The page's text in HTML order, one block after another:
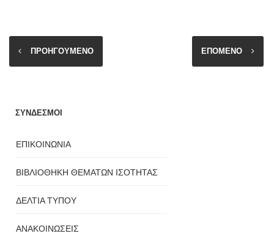
ΠΡΟΗΓΟΥΜΕΝΟ ΕΠΟΜΕΝΟ
ΣΥΝΔΕΣΜΟΙ
ΕΠΙΚΟΙΝΩΝΙΑ
ΒΙΒΛΙΟΘΗΚΗ ΘΕΜΑΤΩΝ ΙΣΟΤΗΤΑΣ
ΔΕΛΤΙΑ ΤΥΠΟΥ
ΑΝΑΚΟΙΝΩΣΕΙΣ